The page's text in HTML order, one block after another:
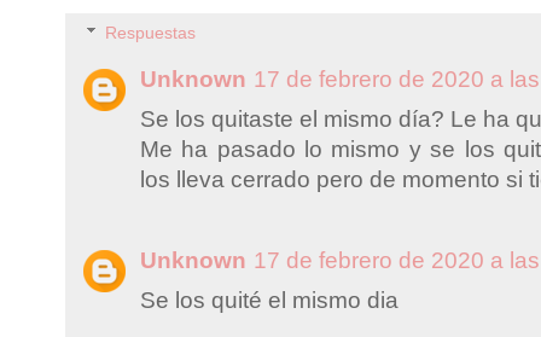
Respuestas
Unknown 17 de febrero de 2020 a
Se los quitaste el mismo día? Le ha
Me ha pasado lo mismo y se los
los lleva cerrado pero de momento si
Unknown 17 de febrero de 2020 a
Se los quité el mismo dia